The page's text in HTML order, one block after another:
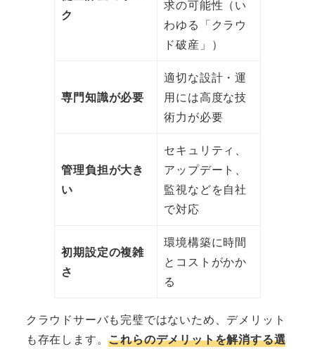
ク
求の可能性（い
わゆる「クラウ
ド破産」）
専門知識が必要
適切な設計・運
用には高度な技
術力が必要
管理負担が大き
い
セキュリティ、
アップデート、
監視などを自社
で対応
初期設定の複雑
さ
環境構築に時間
とコストがかか
る
クラウドサーバも完璧ではないため、デメリット
も存在します。これらのデメリットを解消する選